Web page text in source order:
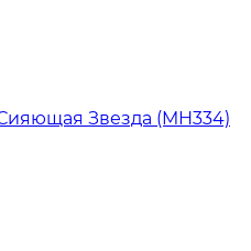
Звезда (MH334)